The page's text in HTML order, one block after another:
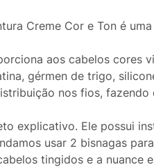
Creme Cor e Ton é
aos cabelos cores
gérmen de trigo,
nos fios,
explicativo. Ele possui
usar 2 bisnagas
tingidos e a